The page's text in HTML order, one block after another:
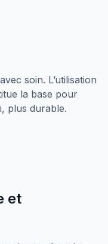
soin. L’utilisation
la base pour
plus durable.
et